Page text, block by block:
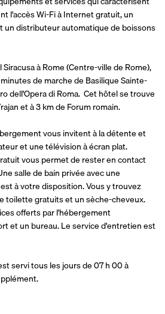
l'accès Wi-Fi à Internet gratuit, un
un distributeur automatique de boissons
à Rome (Centre-ville de Rome),
de marche de Basilique Sainte-
dell'Opera di Roma.  Cet hôtel se trouve
et à 3 km de Forum romain.
vous invitent à la détente et
et une télévision à écran plat.
vous permet de rester en contact
salle de bain privée avec une
à votre disposition. Vous y trouvez
toilette gratuits et un sèche-cheveux.
offerts par l'hébergement
et un bureau. Le service d'entretien est
servi tous les jours de 07 h 00 à